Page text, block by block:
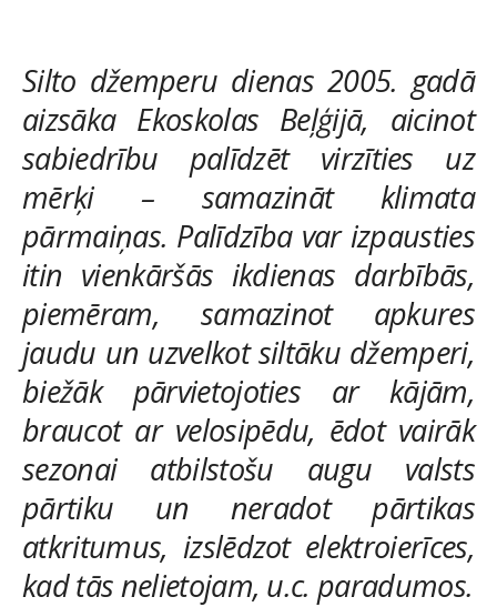
Silto džemperu dienas 2005. gadā
aizsāka Ekoskolas Beļģijā, aicinot
sabiedrību palīdzēt virzīties uz
mērķi – samazināt klimata
pārmaiņas. Palīdzība var izpausties
itin vienkāršās ikdienas darbībās,
piemēram, samazinot apkures
jaudu un uzvelkot siltāku džemperi,
biežāk pārvietojoties ar kājām,
braucot ar velosipēdu, ēdot vairāk
sezonai atbilstošu augu valsts
pārtiku un neradot pārtikas
atkritumus, izslēdzot elektroierīces,
kad tās nelietojam, u.c. paradumos.